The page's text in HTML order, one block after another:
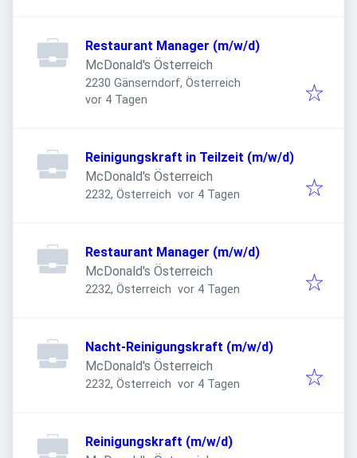
Restaurant Manager (m/w/d)
McDonald's Österreich
2230 Gänserndorf, Österreich
Veröffentlicht
vor 4 Tagen
Reinigungskraft in Teilzeit (m/w/d)
McDonald's Österreich
2232, Österreich Veröffentlicht
vor 4 Tagen
Restaurant Manager (m/w/d)
McDonald's Österreich
2232, Österreich Veröffentlicht
vor 4 Tagen
Nacht-Reinigungskraft (m/w/d)
McDonald's Österreich
2232, Österreich Veröffentlicht
vor 4 Tagen
Reinigungskraft (m/w/d)